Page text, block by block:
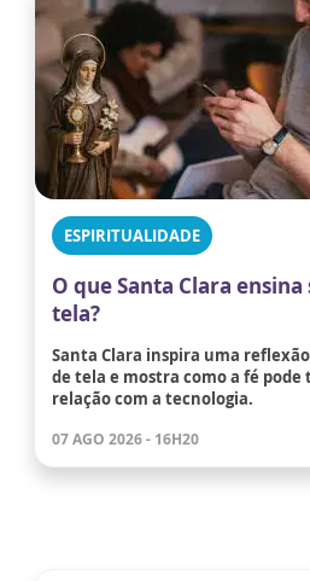
ESPIRITUALIDADE
O que Santa Clara
tela?
Santa Clara inspira uma
de tela e mostra como a fé
relação com a tecnologia.
07 AGO 2026 - 16H20